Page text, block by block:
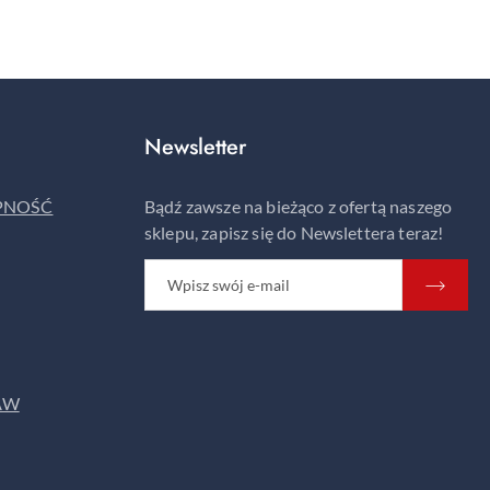
Newsletter
Bądź zawsze na bieżąco z ofertą naszego
sklepu, zapisz się do Newslettera teraz!